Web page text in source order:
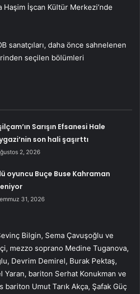
Haşim İşcan Kültür Merkezi’nde
sanatçıları, daha önce sahnelenen
seçilen bölümleri
Sarışın Efsanesi Hale
son hali şaşırttı
2, 2026
oyuncu Buçe Buse Kahraman
31, 2026
Bilgin, Sema Çavuşoğlu ve
mezzo soprano Medine Tuganova,
Devrim Demirel, Burak Pektaş,
Yaran, bariton Serhat Konukman ve
bariton Umut Tarık Akça, Şafak Güç